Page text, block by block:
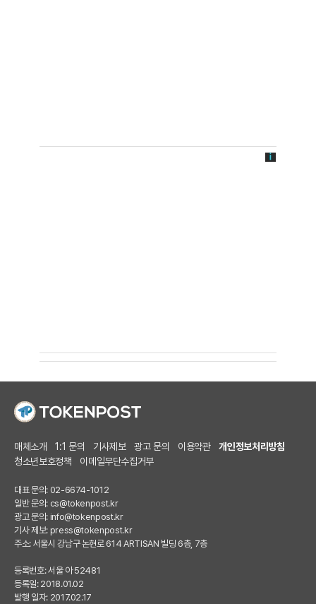
매체소개 1:1 문의 기사제보 광고 문의 이용약관
개인정보처리방침
청소년보호정책
이메일무단수집거부
대표 문의: 02-6674-1012
일반 문의: cs@tokenpost.kr
광고 문의: info@tokenpost.kr
기사 제보: press@tokenpost.kr
주소: 서울시 강남구 논현로 614 ARTISAN 빌딩 6층, 7층
등록번호: 서울 아 52481
등록일: 2018.01.02
발행 일자: 2017.02.17